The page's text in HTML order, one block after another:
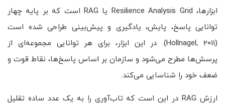
ابزارها، Resilience Analysis Grid یا RAG است که بر پایه چهار
توانایی پاسخ، پایش، یادگیری و پیش‌بینی طراحی شده است
(Hollnagel, 2011). در این ابزار، برای هر توانایی مجموعه‌ای از
پرسش‌ها مطرح می‌شود و سازمان بر اساس پاسخ‌ها، نقاط قوت و
ضعف خود را شناسایی می‌کند.
ارزش RAG در این است که تاب‌آوری را به یک عدد ساده تقلیل